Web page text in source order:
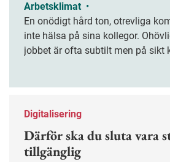
Arbetsklimat •
En onödigt hård ton, otrevliga
inte hälsa på sina kollegor.
jobbet är ofta subtilt men på sikt
Digitalisering
Därför ska du sluta vara
tillgänglig